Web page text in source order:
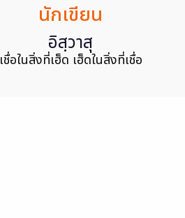
นักเขียน
อิสฺวาสุ
เชื่อในสิ่งที่เฮ็ด เฮ็ดในสิ่งที่เชื่อ